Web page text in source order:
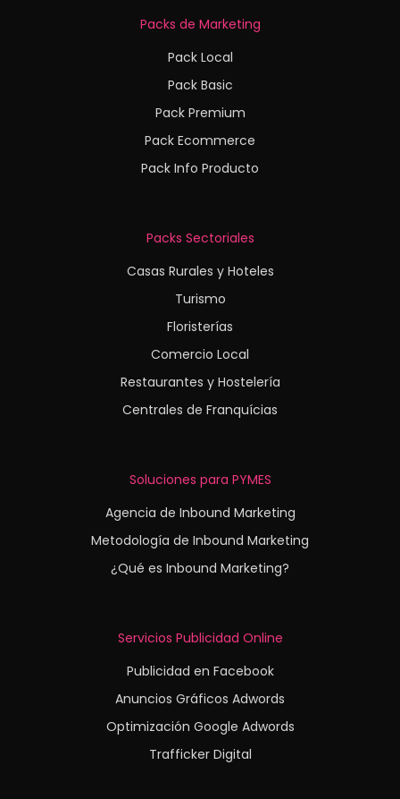
Packs de Marketing
Pack Local
Pack Basic
Pack Premium
Pack Ecommerce
Pack Info Producto
Packs Sectoriales
Casas Rurales y Hoteles
Turismo
Floristerías
Comercio Local
Restaurantes y Hostelería
Centrales de Franquícias
Soluciones para PYMES
Agencia de Inbound Marketing
Metodología de Inbound Marketing
¿Qué es Inbound Marketing?
Servicios Publicidad Online
Publicidad en Facebook
Anuncios Gráficos Adwords
Optimización Google Adwords
Trafficker Digital